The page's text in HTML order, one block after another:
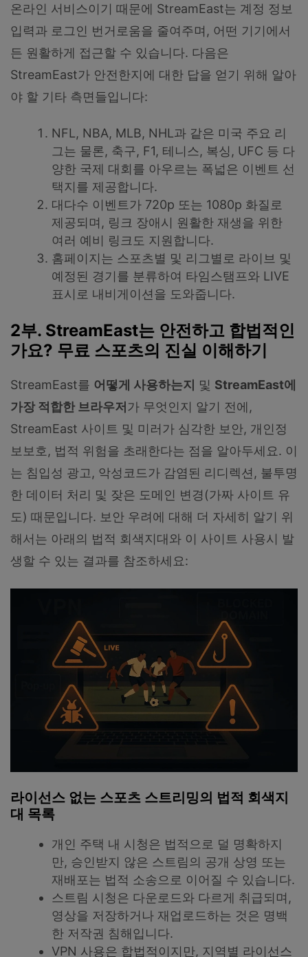
온라인 서비스이기 때문에 StreamEast는 계정 정보
입력과 로그인 번거로움을 줄여주며, 어떤 기기에서
든 원활하게 접근할 수 있습니다. 다음은
StreamEast가 안전한지에 대한 답을 얻기 위해 알아
야 할 기타 측면들입니다:
NFL, NBA, MLB, NHL과 같은 미국 주요 리
그는 물론, 축구, F1, 테니스, 복싱, UFC 등 다
양한 국제 대회를 아우르는 폭넓은 이벤트 선
택지를 제공합니다.
대다수 이벤트가 720p 또는 1080p 화질로
제공되며, 링크 장애시 원활한 재생을 위한
여러 예비 링크도 지원합니다.
홈페이지는 스포츠별 및 리그별로 라이브 및
예정된 경기를 분류하여 타임스탬프와 LIVE
표시로 내비게이션을 도와줍니다.
2부. StreamEast는 안전하고 합법적인
가요? 무료 스포츠의 진실 이해하기
StreamEast를 어떻게 사용하는지 및 StreamEast에
가장 적합한 브라우저가 무엇인지 알기 전에,
StreamEast 사이트 및 미러가 심각한 보안, 개인정
보보호, 법적 위험을 초래한다는 점을 알아두세요. 이
는 침입성 광고, 악성코드가 감염된 리디렉션, 불투명
한 데이터 처리 및 잦은 도메인 변경(가짜 사이트 유
도) 때문입니다. 보안 우려에 대해 더 자세히 알기 위
해서는 아래의 법적 회색지대와 이 사이트 사용시 발
생할 수 있는 결과를 참조하세요:
라이선스 없는 스포츠 스트리밍의 법적 회색지
대 목록
개인 주택 내 시청은 법적으로 덜 명확하지
만, 승인받지 않은 스트림의 공개 상영 또는
재배포는 법적 소송으로 이어질 수 있습니다.
스트림 시청은 다운로드와 다르게 취급되며,
영상을 저장하거나 재업로드하는 것은 명백
한 저작권 침해입니다.
VPN 사용은 합법적이지만, 지역별 라이선스